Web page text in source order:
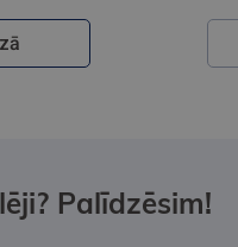
Palīdzēsim!